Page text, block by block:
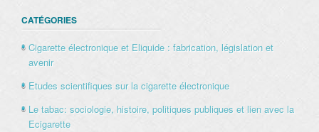
CATÉGORIES
Cigarette électronique et Eliquide : fabrication, législation et
avenir
Etudes scientifiques sur la cigarette électronique
Le tabac: sociologie, histoire, politiques publiques et lien avec la
Ecigarette